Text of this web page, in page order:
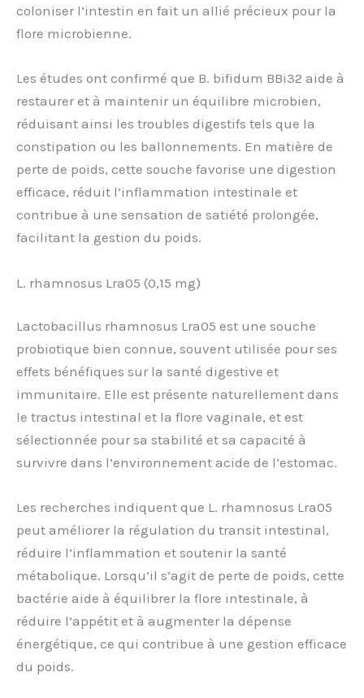
coloniser l’intestin en fait un allié précieux pour la
flore microbienne.
Les études ont confirmé que B. bifidum BBi32 aide à
restaurer et à maintenir un équilibre microbien,
réduisant ainsi les troubles digestifs tels que la
constipation ou les ballonnements. En matière de
perte de poids, cette souche favorise une digestion
efficace, réduit l’inflammation intestinale et
contribue à une sensation de satiété prolongée,
facilitant la gestion du poids.
L. rhamnosus Lra05 (0,15 mg)
Lactobacillus rhamnosus Lra05 est une souche
probiotique bien connue, souvent utilisée pour ses
effets bénéfiques sur la santé digestive et
immunitaire. Elle est présente naturellement dans
le tractus intestinal et la flore vaginale, et est
sélectionnée pour sa stabilité et sa capacité à
survivre dans l’environnement acide de l’estomac.
Les recherches indiquent que L. rhamnosus Lra05
peut améliorer la régulation du transit intestinal,
réduire l’inflammation et soutenir la santé
métabolique. Lorsqu’il s’agit de perte de poids, cette
bactérie aide à équilibrer la flore intestinale, à
réduire l’appétit et à augmenter la dépense
énergétique, ce qui contribue à une gestion efficace
du poids.